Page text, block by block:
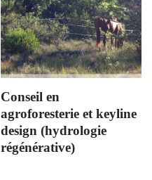
Conseil en
agroforesterie et keyline
design (hydrologie
régénérative)